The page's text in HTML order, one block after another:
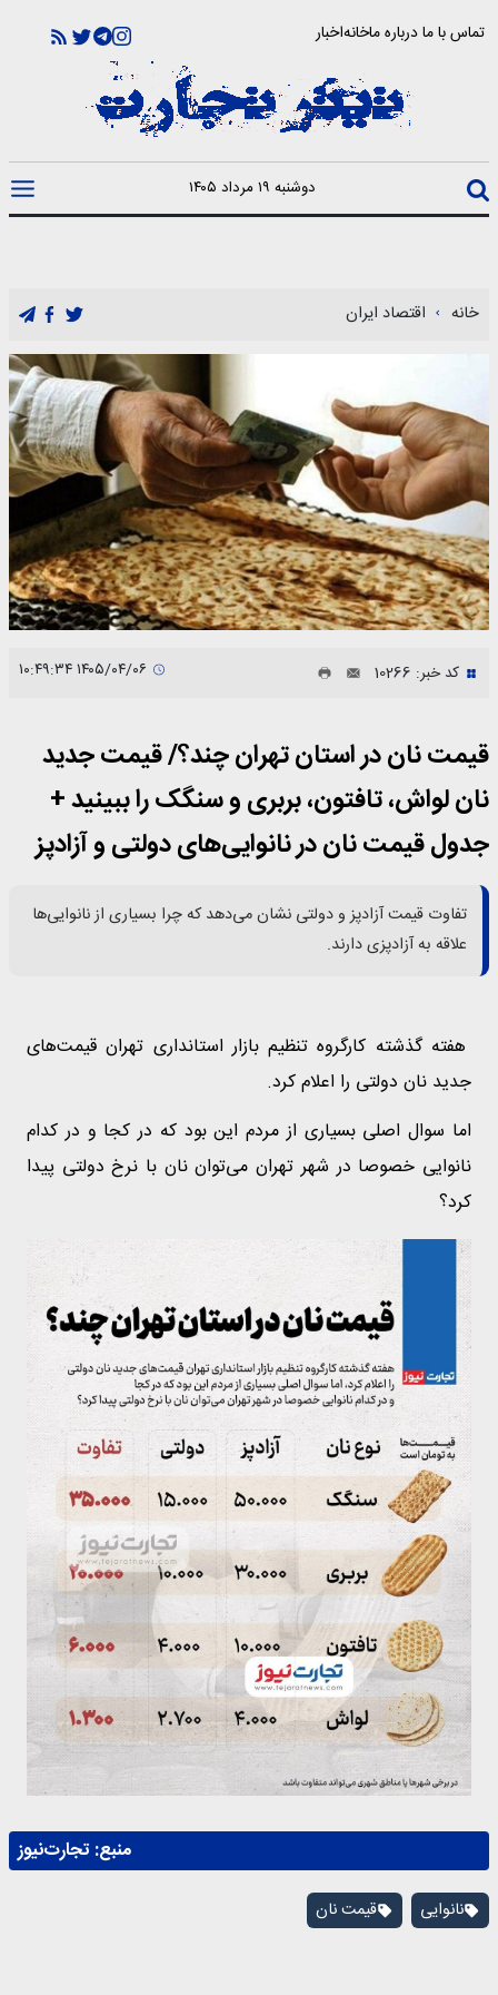
تماس با مادرباره ماخانهاخبار
دوشنبه ۱۹ مرداد ۱۴۰۵
خانه اقتصاد ایران
کد خبر: 10266
قیمت نان در استان تهران چند؟/ قیمت جدید
نان لواش، تافتون، بربری و سنگک را ببینید +
جدول قیمت نان در نانوایی‌های دولتی و آزادپز
تفاوت قیمت آزادپز و دولتی نشان می‌دهد که چرا بسیاری از نانوایی‌ها
علاقه به آزادپزی دارند.
هفته گذشته کارگروه تنظیم بازار استانداری تهران قیمت‌های
جدید نان دولتی را اعلام کرد.
اما سوال اصلی بسیاری از مردم این بود که در کجا و در کدام
نانوایی خصوصا در شهر تهران می‌توان نان با نرخ دولتی پیدا
کرد؟
منبع: تجارت‌نیوز
نانوایی قیمت نان